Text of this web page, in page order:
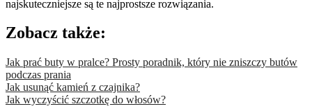
najskuteczniejsze są te najprostsze rozwiązania.
Zobacz także:
Jak prać buty w pralce? Prosty poradnik, który nie zniszczy butów
podczas prania
Jak usunąć kamień z czajnika?
Jak wyczyścić szczotkę do włosów?